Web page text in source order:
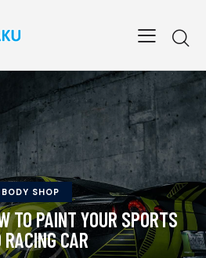
BODY SHOP
TO PAINT YOUR SPORTS
CAR